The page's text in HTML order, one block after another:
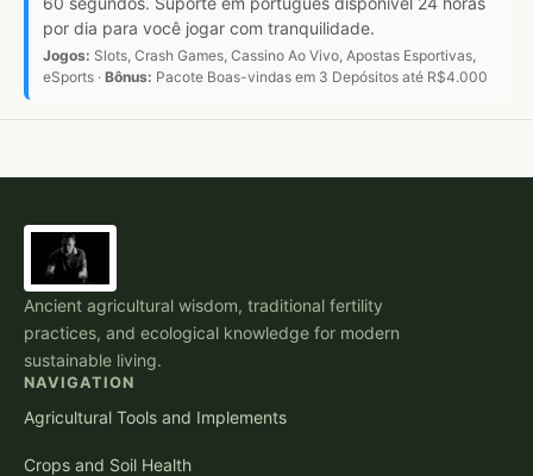
por dia para você jogar com tranquilidade.
Jogos: Slots, Crash Games, Cassino Ao Vivo, Apostas Esportivas,
eSports · Bônus: Pacote Boas-vindas em 3 Depósitos até R$4.000
Ancient agricultural wisdom, traditional fertility
practices, and ecological knowledge for modern
sustainable living.
NAVIGATION
Agricultural Tools and Implements
Crops and Soil Health